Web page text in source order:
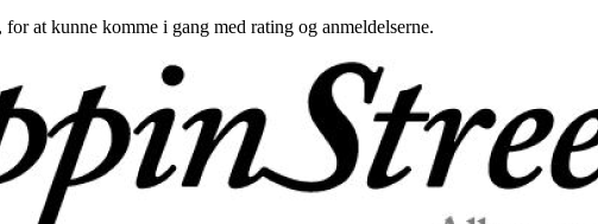
at kunne komme i gang med rating og anmeldelserne.